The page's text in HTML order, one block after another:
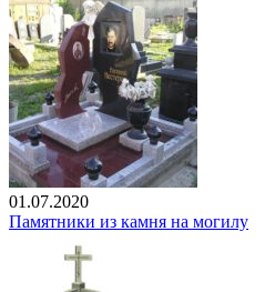
01.07.2020
Памятники из камня на могилу